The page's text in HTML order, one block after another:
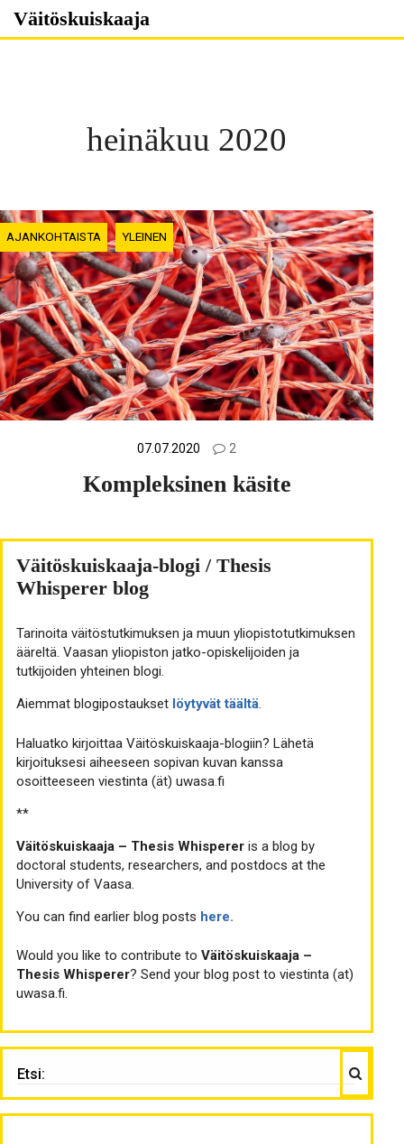
Skip
Väitöskuiskaaja
heinäkuu 2020
AJANKOHTAISTA YLEINEN
07.07.2020 2
Kompleksinen käsite
Väitöskuiskaaja-blogi / Thesis
Whisperer blog
Tarinoita väitöstutkimuksen ja muun yliopistotutkimuksen
ääreltä. Vaasan yliopiston jatko-opiskelijoiden ja
tutkijoiden yhteinen blogi.
Aiemmat blogipostaukset löytyvät täältä.
Haluatko kirjoittaa Väitöskuiskaaja-blogiin? Lähetä
kirjoituksesi aiheeseen sopivan kuvan kanssa
osoitteeseen viestinta (ät) uwasa.fi
**
Väitöskuiskaaja – Thesis Whisperer is a blog by
doctoral students, researchers, and postdocs at the
University of Vaasa.
You can find earlier blog posts here.
Would you like to contribute to Väitöskuiskaaja –
Thesis Whisperer? Send your blog post to viestinta (at)
uwasa.fi.
Haku